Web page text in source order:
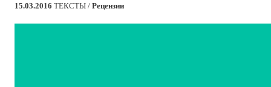
15.03.2016 ТЕКСТЫ / Рецензии